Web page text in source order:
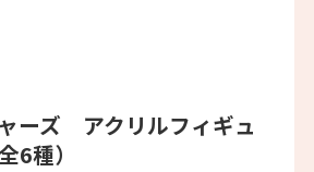
ーズ アクリルフィギュ
6種）